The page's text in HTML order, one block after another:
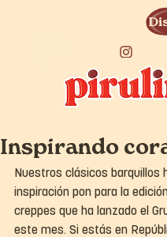
Inspirando
Nuestros clásicos barquillos
inspiración pon para la
creppes que ha lanzado el
este mes. Si estás en